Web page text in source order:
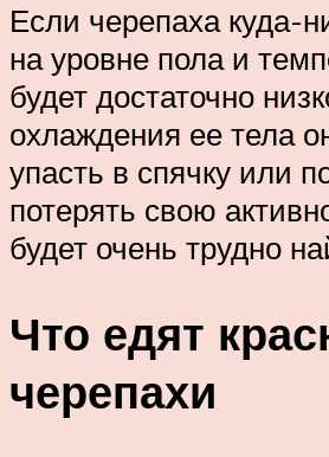
Если черепаха куда-
на уровне пола и
будет достаточно
охлаждения ее тела
упасть в спячку или
потерять свою
будет очень трудно
Что едят
черепахи